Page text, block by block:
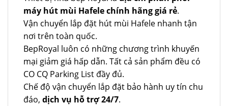
máy hút mùi Hafele chính hãng giá rẻ.
Vận chuyển lắp đặt hút mùi Hafele nhanh tận
nơi trên toàn quốc.
BepRoyal luôn có những chương trình khuyến
mại giảm giá hấp dẫn. Tất cả sản phẩm đều có
CO CQ Parking List đầy đủ.
Chế độ vận chuyển lắp đặt bảo hành uy tín chu
đáo, dịch vụ hỗ trợ 24/7.